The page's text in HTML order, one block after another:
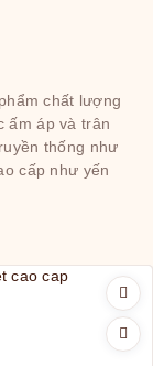
chất lượng
ấm áp và trân
thống như
cấp như yến